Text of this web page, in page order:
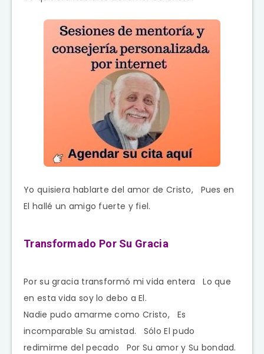
Yo quisiera hablarte del amor de Cristo, Pues en
El hallé un amigo fuerte y fiel.
Transformado Por Su Gracia
Por su gracia transformó mi vida entera Lo que
en esta vida soy lo debo a El.
Nadie pudo amarme como Cristo, Es
incomparable Su amistad. Sólo El pudo
redimirme del pecado Por Su amor y Su bondad.